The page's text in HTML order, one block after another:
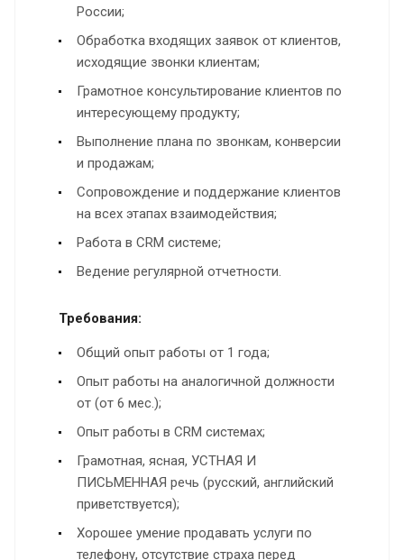
России;
Обработка входящих заявок от клиентов,
исходящие звонки клиентам;
Грамотное консультирование клиентов по
интересующему продукту;
Выполнение плана по звонкам, конверсии
и продажам;
Сопровождение и поддержание клиентов
на всех этапах взаимодействия;
Работа в CRM системе;
Ведение регулярной отчетности.
Требования:
Общий опыт работы от 1 года;
Опыт работы на аналогичной должности
от (от 6 мес.);
Опыт работы в CRM системах;
Грамотная, ясная, УСТНАЯ И
ПИСЬМЕННАЯ речь (русский, английский
приветствуется);
Хорошее умение продавать услуги по
телефону, отсутствие страха перед